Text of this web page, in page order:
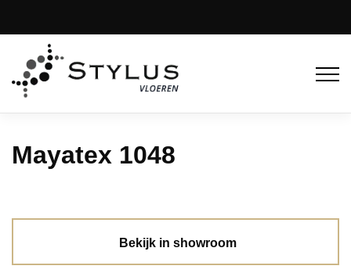
Mayatex 1048
Bekijk in showroom